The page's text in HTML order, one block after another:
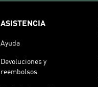
ASISTENCIA
Ayuda
Devoluciones y
reembolsos